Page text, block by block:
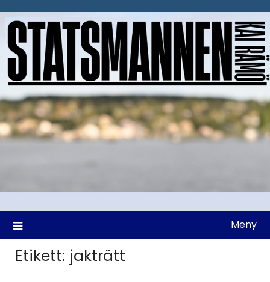
till
Meny
Etikett: jakträtt